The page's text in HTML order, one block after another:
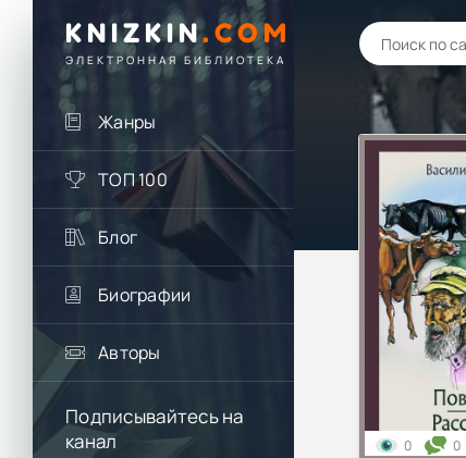
KNIZKIN. COM
ЭЛЕКТРОННАЯ БИБЛИОТЕКА
Жанры
ТОП 100
Блог
Биографии
Авторы
Подписывайтесь на
канал
0 0